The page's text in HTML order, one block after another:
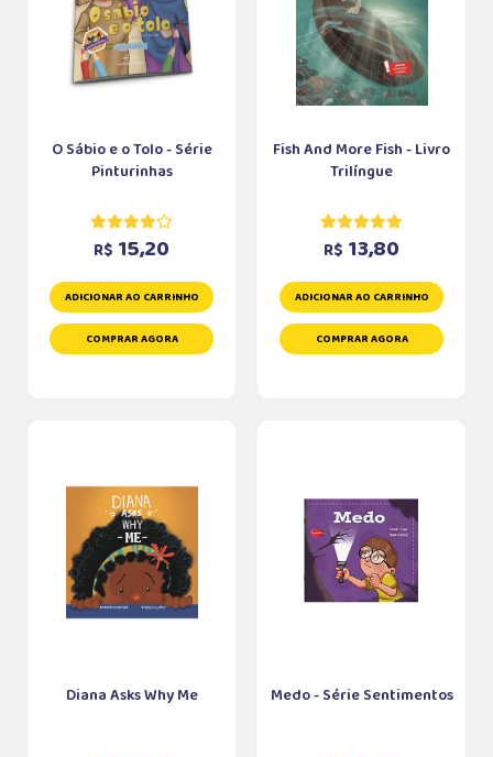
O Sábio e o Tolo - Série
Pinturinhas
R$ 15,20
ADICIONAR AO CARRINHO
COMPRAR AGORA
Fish And More Fish - Livro
Trilíngue
R$ 13,80
ADICIONAR AO CARRINHO
COMPRAR AGORA
Diana Asks Why Me Medo - Série Sentimentos